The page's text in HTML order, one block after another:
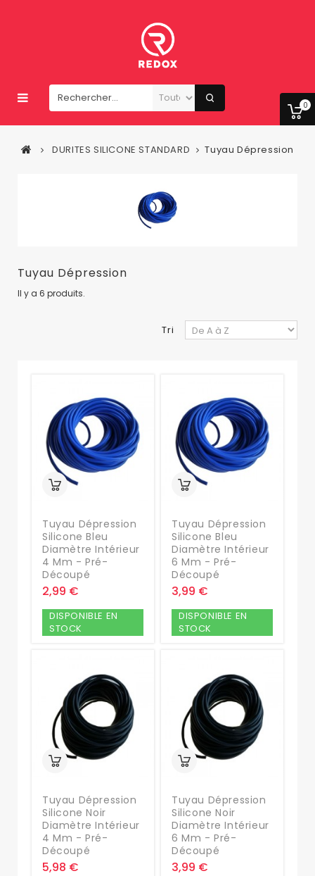
0
DURITES SILICONE STANDARD Tuyau Dépression
Tuyau Dépression
Il y a 6 produits.
Tri
Tuyau Dépression
Silicone Bleu
Diamètre Intérieur
4 Mm - Pré-
Découpé
2,99 €
DISPONIBLE EN
STOCK
Tuyau Dépression
Silicone Bleu
Diamètre Intérieur
6 Mm - Pré-
Découpé
3,99 €
DISPONIBLE EN
STOCK
Tuyau Dépression
Silicone Noir
Diamètre Intérieur
4 Mm - Pré-
Découpé
5,98 €
Tuyau Dépression
Silicone Noir
Diamètre Intérieur
6 Mm - Pré-
Découpé
3,99 €